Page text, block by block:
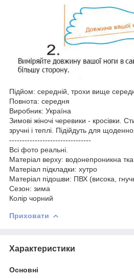
Підйом: середній, трохи вище
Повнота: середня
Виробник: Україна
Зимові жіночі черевики - кросівки.
зручні і теплі. Підійдуть для
--------------------------------
Всі фото реальні.
Матеріал верху: водонепроникна
Матеріал підкладки: хутро
Матеріал підошви: ПВХ (висока,
Сезон: зима
Колір чорний
Приховати
Характеристики
Основні